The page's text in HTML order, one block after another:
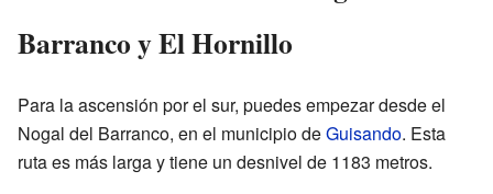
Barranco y El Hornillo
Para la ascensión por el sur, puedes empezar desde el
Nogal del Barranco, en el municipio deGuisando. Esta
ruta es más larga y tiene un desnivel de 1183 metros.